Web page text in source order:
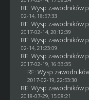
RE: Wysp zawodników
02-14, 18:57:33
RE: Wysp zawodników
2017-02-14, 20:12:39
RE: Wysp zawodników
02-14, 21:23:09
RE: Wysp zawodników
2017-02-19, 16:33:35
RE: Wysp
2017-02-19, 22:53:30
RE: Wysp zawodników
2018-07-29, 15:08:21